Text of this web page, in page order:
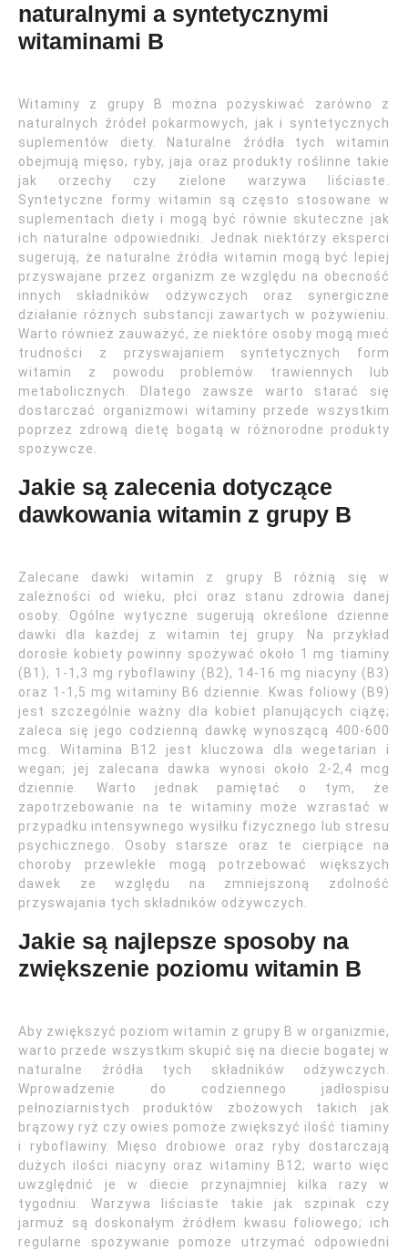
naturalnymi a syntetycznymi
witaminami B
Witaminy z grupy B można pozyskiwać zarówno z
naturalnych źródeł pokarmowych, jak i syntetycznych
suplementów diety. Naturalne źródła tych witamin
obejmują mięso, ryby, jaja oraz produkty roślinne takie
jak orzechy czy zielone warzywa liściaste.
Syntetyczne formy witamin są często stosowane w
suplementach diety i mogą być równie skuteczne jak
ich naturalne odpowiedniki. Jednak niektórzy eksperci
sugerują, że naturalne źródła witamin mogą być lepiej
przyswajane przez organizm ze względu na obecność
innych składników odżywczych oraz synergiczne
działanie różnych substancji zawartych w pożywieniu.
Warto również zauważyć, że niektóre osoby mogą mieć
trudności z przyswajaniem syntetycznych form
witamin z powodu problemów trawiennych lub
metabolicznych. Dlatego zawsze warto starać się
dostarczać organizmowi witaminy przede wszystkim
poprzez zdrową dietę bogatą w różnorodne produkty
spożywcze.
Jakie są zalecenia dotyczące
dawkowania witamin z grupy B
Zalecane dawki witamin z grupy B różnią się w
zależności od wieku, płci oraz stanu zdrowia danej
osoby. Ogólne wytyczne sugerują określone dzienne
dawki dla każdej z witamin tej grupy. Na przykład
dorosłe kobiety powinny spożywać około 1 mg tiaminy
(B1), 1-1,3 mg ryboflawiny (B2), 14-16 mg niacyny (B3)
oraz 1-1,5 mg witaminy B6 dziennie. Kwas foliowy (B9)
jest szczególnie ważny dla kobiet planujących ciążę;
zaleca się jego codzienną dawkę wynoszącą 400-600
mcg. Witamina B12 jest kluczowa dla wegetarian i
wegan; jej zalecana dawka wynosi około 2-2,4 mcg
dziennie. Warto jednak pamiętać o tym, że
zapotrzebowanie na te witaminy może wzrastać w
przypadku intensywnego wysiłku fizycznego lub stresu
psychicznego. Osoby starsze oraz te cierpiące na
choroby przewlekłe mogą potrzebować większych
dawek ze względu na zmniejszoną zdolność
przyswajania tych składników odżywczych.
Jakie są najlepsze sposoby na
zwiększenie poziomu witamin B
Aby zwiększyć poziom witamin z grupy B w organizmie,
warto przede wszystkim skupić się na diecie bogatej w
naturalne źródła tych składników odżywczych.
Wprowadzenie do codziennego jadłospisu
pełnoziarnistych produktów zbożowych takich jak
brązowy ryż czy owies pomoże zwiększyć ilość tiaminy
i ryboflawiny. Mięso drobiowe oraz ryby dostarczają
dużych ilości niacyny oraz witaminy B12; warto więc
uwzględnić je w diecie przynajmniej kilka razy w
tygodniu. Warzywa liściaste takie jak szpinak czy
jarmuż są doskonałym źródłem kwasu foliowego; ich
regularne spożywanie pomoże utrzymać odpowiedni